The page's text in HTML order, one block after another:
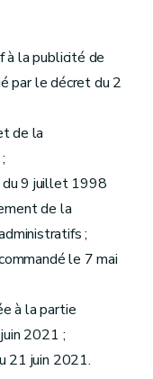
la publicité de
par le décret du 2
de la
du 9 juillet 1998
de la
;
le 7 mai
à la partie
2021 ;
21 juin 2021.